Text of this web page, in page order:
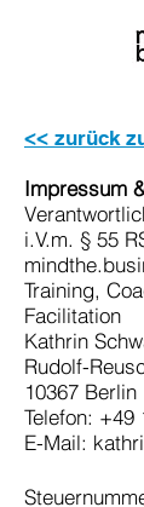
<< zurück
Impressum
i.V.m. § 55
Training,
Facilitation
Kathrin
Rudolf-
10367 Berlin
Telefon: +49
E-Mail: